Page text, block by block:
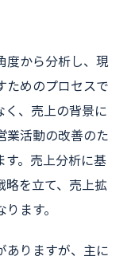
度から分析し、現
ためのプロセスで
く、売上の背景に
業活動の改善のた
す。売上分析に基
略を立て、売上拡
ます。
ありますが、主に